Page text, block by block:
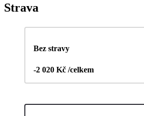
Strava
Bez stravy
-2 020 Kč /celkem